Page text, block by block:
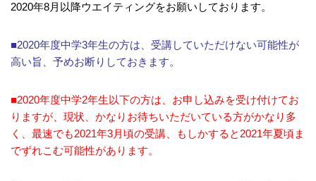
2020年8月以降ウエイティングをお願いしております。
■2020年度中学3年生の方は、受講していただけない可能性が
高い旨、予めお断りしておきます。
■2020年度中学2年生以下の方は、お申し込みを受け付けてお
りますが、現状、かなりお待ちいただいている方がかなり多
く、最速でも2021年3月頃の受講、もしかすると2021年夏頃ま
でずれこむ可能性があります。